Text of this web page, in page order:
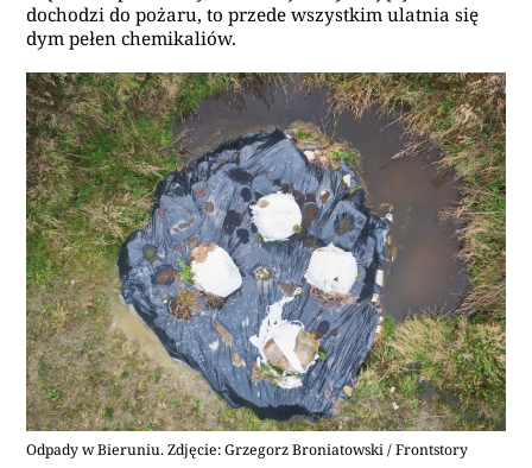
dochodzi do pożaru, to przede wszystkim ulatnia się
dym pełen chemikaliów.
Odpady w Bieruniu. Zdjęcie: Grzegorz Broniatowski / Frontstory